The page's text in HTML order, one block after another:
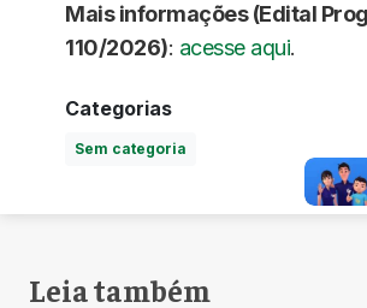
Mais informações (Edital
110/2026): acesse aqui.
Categorias
Sem categoria
Leia também